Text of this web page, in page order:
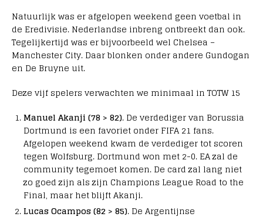
Natuurlijk was er afgelopen weekend geen voetbal in
de Eredivisie. Nederlandse inbreng ontbreekt dan ook.
Tegelijkertijd was er bijvoorbeeld wel Chelsea –
Manchester City. Daar blonken onder andere Gundogan
en De Bruyne uit.
Deze vijf spelers verwachten we minimaal in TOTW 15
Manuel Akanji (78 > 82). De verdediger van Borussia
Dortmund is een favoriet onder FIFA 21 fans.
Afgelopen weekend kwam de verdediger tot scoren
tegen Wolfsburg. Dortmund won met 2-0. EA zal de
community tegemoet komen. De card zal lang niet
zo goed zijn als zijn Champions League Road to the
Final, maar het blijft Akanji.
Lucas Ocampos (82 > 85). De Argentijnse